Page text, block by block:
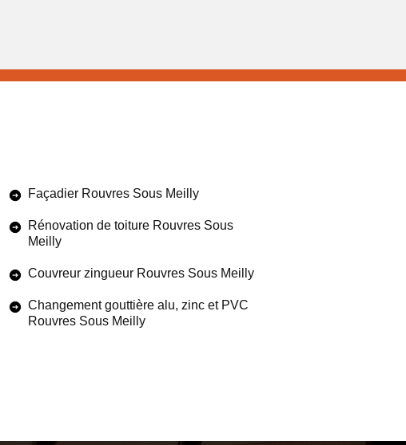
Façadier Rouvres Sous Meilly
Rénovation de toiture Rouvres Sous
Meilly
Couvreur zingueur Rouvres Sous Meilly
Changement gouttière alu, zinc et PVC
Rouvres Sous Meilly